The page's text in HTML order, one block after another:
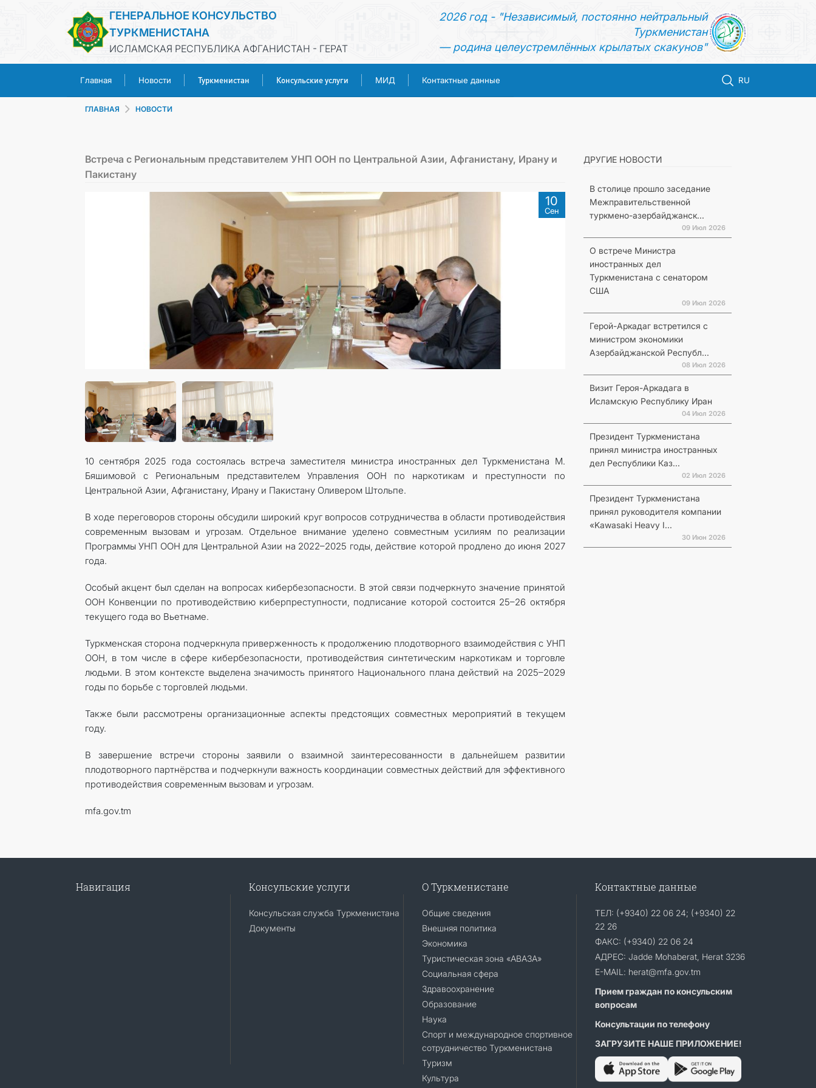
ГЕНЕРАЛЬНОЕ КОНСУЛЬСТВО
ТУРКМЕНИСТАНА
ИСЛАМСКАЯ РЕСПУБЛИКА АФГАНИСТАН - ГЕРАТ
2026 год - "Независимый, постоянно нейтральный
Туркменистан
— родина целеустремлённых крылатых скакунов"
Главная Новости Туркменистан Консульские услуги МИД Контактные данные RU
КОНСУЛЬСКИЕ УСЛУГИ
КОНТАКТНЫЕ ДАННЫЕ
ГЛАВНАЯ НОВОСТИ
Встреча с Региональным представителем УНП ООН по Центральной Азии, Афганистану, Ирану и
Пакистану
10
Сен
10 сентября 2025 года состоялась встреча заместителя министра иностранных дел Туркменистана М.
Бяшимовой с Региональным представителем Управления ООН по наркотикам и преступности по
Центральной Азии, Афганистану, Ирану и Пакистану Оливером Штольпе.
В ходе переговоров стороны обсудили широкий круг вопросов сотрудничества в области противодействия
современным вызовам и угрозам. Отдельное внимание уделено совместным усилиям по реализации
Программы УНП ООН для Центральной Азии на 2022–2025 годы, действие которой продлено до июня 2027
года.
Особый акцент был сделан на вопросах кибербезопасности. В этой связи подчеркнуто значение принятой
ООН Конвенции по противодействию киберпреступности, подписание которой состоится 25–26 октября
текущего года во Вьетнаме.
Туркменская сторона подчеркнула приверженность к продолжению плодотворного взаимодействия с УНП
ООН, в том числе в сфере кибербезопасности, противодействия синтетическим наркотикам и торговле
людьми. В этом контексте выделена значимость принятого Национального плана действий на 2025–2029
годы по борьбе с торговлей людьми.
Также были рассмотрены организационные аспекты предстоящих совместных мероприятий в текущем
году.
В завершение встречи стороны заявили о взаимной заинтересованности в дальнейшем развитии
плодотворного партнёрства и подчеркнули важность координации совместных действий для эффективного
противодействия современным вызовам и угрозам.
mfa.gov.tm
ДРУГИЕ НОВОСТИ
В столице прошло заседание
Межправительственной
туркмено-азербайджанск...
09 Июл 2026
О встрече Министра
иностранных дел
Туркменистана с сенатором
США
09 Июл 2026
Герой-Аркадаг встретился с
министром экономики
Азербайджанской Республ...
08 Июл 2026
Визит Героя-Аркадага в
Исламскую Республику Иран
04 Июл 2026
Президент Туркменистана
принял министра иностранных
дел Республики Каз...
02 Июл 2026
Президент Туркменистана
принял руководителя компании
«Kawasaki Heavy I...
30 Июн 2026
Навигация Консульские услуги
Консульская служба Туркменистана
Документы
О Туркменистане
Общие сведения
Внешняя политика
Экономика
Туристическая зона «АВАЗА»
Социальная сфера
Здравоохранение
Образование
Наука
Спорт и международное спортивное
сотрудничество Туркменистана
Туризм
Культура
Контактные данные
ТЕЛ: (+9340) 22 06 24; (+9340) 22
22 26
ФАКС: (+9340) 22 06 24
АДРЕС: Jadde Mohaberat, Herat 3236
E-MAIL: herat@mfa.gov.tm
Прием граждан по консульским
вопросам
Консультации по телефону
ЗАГРУЗИТЕ НАШЕ ПРИЛОЖЕНИЕ!